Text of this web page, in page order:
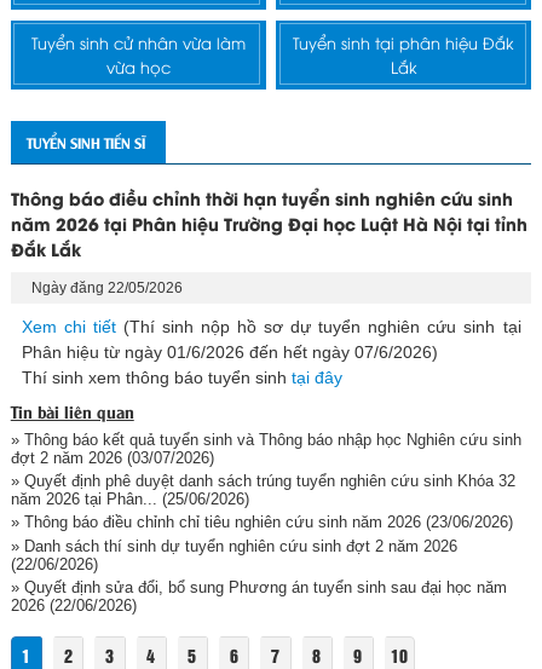
Tuyển sinh cử nhân vừa làm
vừa học
Tuyển sinh tại phân hiệu Đắk
Lắk
TUYỂN SINH TIẾN SĨ
Thông báo điều chỉnh thời hạn tuyển sinh nghiên cứu sinh
năm 2026 tại Phân hiệu Trường Đại học Luật Hà Nội tại tỉnh
Đắk Lắk
Ngày đăng 22/05/2026
Xem chi tiết(Thí sinh nộp hồ sơ dự tuyển nghiên cứu sinh tại
Phân hiệu từ ngày 01/6/2026 đến hết ngày 07/6/2026)
Thí sinh xem thông báo tuyển sinh tại đây
Tin bài liên quan
» Thông báo kết quả tuyển sinh và Thông báo nhập học Nghiên cứu sinh
đợt 2 năm 2026(03/07/2026)
» Quyết định phê duyệt danh sách trúng tuyển nghiên cứu sinh Khóa 32
năm 2026 tại Phân... (25/06/2026)
» Thông báo điều chỉnh chỉ tiêu nghiên cứu sinh năm 2026(23/06/2026)
» Danh sách thí sinh dự tuyển nghiên cứu sinh đợt 2 năm 2026
(22/06/2026)
» Quyết định sửa đổi, bổ sung Phương án tuyển sinh sau đại học năm
2026(22/06/2026)
1 2 3 4 5 6 7 8 9 10